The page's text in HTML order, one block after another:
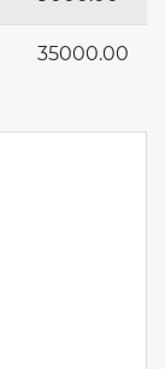
35000.00